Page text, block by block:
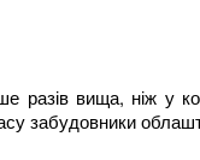
разів вища, ніж у
забудовники